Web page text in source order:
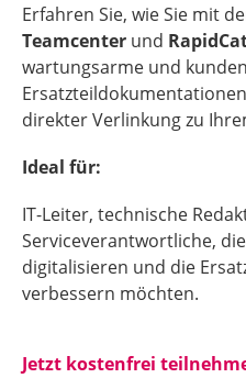
Erfahren Sie, wie Sie mit
Teamcenter und
wartungsarme und
direkter Verlinkung zu
Ideal für:
IT-Leiter, technische
Serviceverantwortliche,
digitalisieren und die
verbessern möchten.
Jetzt kostenfrei